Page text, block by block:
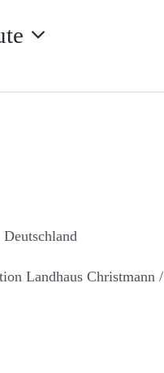
Landhaus Christmann /